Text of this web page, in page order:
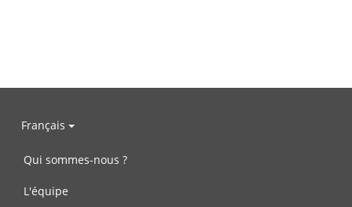
Français
Qui sommes-nous ?
L'équipe